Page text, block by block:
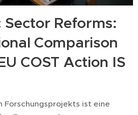
Sector Reforms:
Comparison
COST Action IS
Forschungsprojekts ist eine